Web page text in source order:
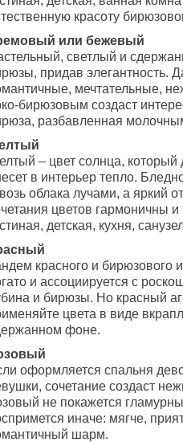
красоту
или бежевый
светлый и
придав элегантность.
мечтательные,
бирюзовым создаст
разбавленная
– цвет солнца,
в интерьер тепло.
облака лучами, а яркий
цветов гармоничны
детская, кухня,
красного и бирюзового
и ассоциируется с
и бирюзы. Но красный
цвета в виде
фоне.
оформляется спальня
сочетание создаст
не покажется
иначе: мягче,
шарм.